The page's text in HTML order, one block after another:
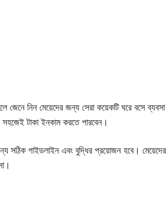
নিন মেয়েদের জন্য সেরা কয়েকটি ঘরে বসে ব্যবসা
টাকা ইনকাম করতে পারবেন।
সঠিক গাইডলাইন এবং বুদ্ধির প্রয়োজন হবে। মেয়েদের